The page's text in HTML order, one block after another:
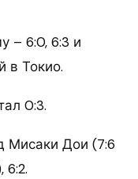
– 6:0, 6:3 и
в Токио.
0:3.
Мисаки Дои (7:6
6:2.